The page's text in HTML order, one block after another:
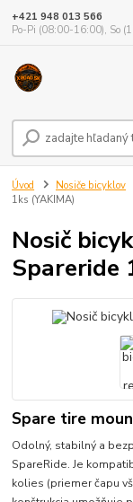
+421 948 013 566
Po-Pi (08:00-16:00), So
Úvod Nosiče bicyklov
1ks (YAKIMA)
Nosič
Spareride
Spare tire
Odolný, stabilný a
SpareRide. Je
kolies (priemer čapu